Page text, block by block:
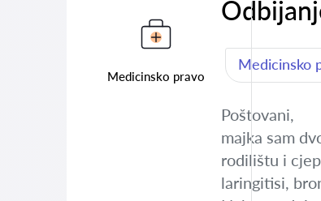
Medicinsko pravo
Medicinsko
Poštovani,
majka sam
rodilištu i
laringitisi,